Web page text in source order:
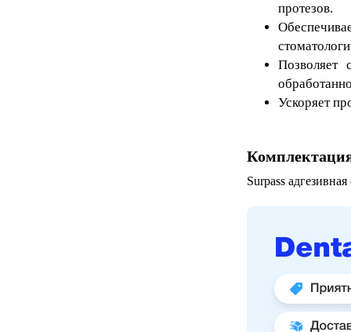
протезов.
Позволяет
Ускоряет
Surpass